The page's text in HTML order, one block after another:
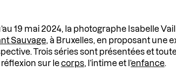
19 mai 2024, la photographe Isabelle
Sauvage, à Bruxelles, en proposant une
Trois séries sont présentées et
réflexion sur lecorps, l’intime et l’enfance.